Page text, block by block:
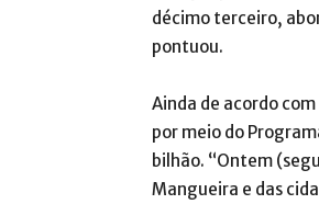
décimo terceiro,
pontuou.
Ainda de acordo
por meio do
bilhão. “Ontem
Mangueira e das